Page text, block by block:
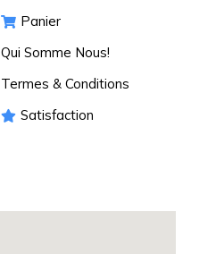
Panier
Qui Somme Nous!
Termes & Conditions
Satisfaction